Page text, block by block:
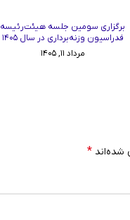
برگزاری سومین جلسه هیئت‌رئیسه
فدراسیون وزنه‌برداری در سال ۱۴۰۵
مرداد ۱۱, ۱۴۰۵
شده‌اند *